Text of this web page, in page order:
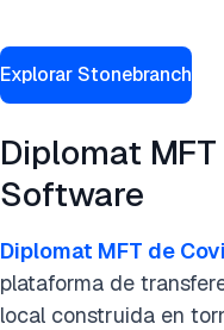
Explorar Stonebranch
Diplomat
Software
Diplomat MFT de
plataforma de
local construida en